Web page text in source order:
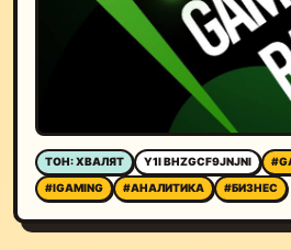
ТОН: ХВАЛЯТ Y1I BHZGCF9JNJNI
#IGAMING
#АНАЛИТИКА #БИЗНЕС